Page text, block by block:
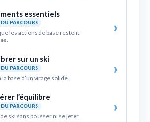
essentiels
PARCOURS
les actions de base restent
sur un ski
PARCOURS
la base d’un virage solide.
l’équilibre
PARCOURS
ski sans pousser ni se jeter.